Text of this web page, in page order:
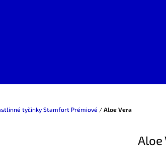
tyčinky Stamfort Prémiové / Aloe Vera
Aloe